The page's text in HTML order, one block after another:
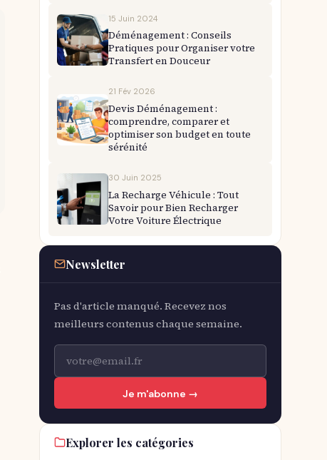
15 Juin 2024
Déménagement : Conseils
Pratiques pour Organiser votre
Transfert en Douceur
21 Fév 2026
Devis Déménagement :
comprendre, comparer et
optimiser son budget en toute
sérénité
30 Juin 2025
La Recharge Véhicule : Tout
Savoir pour Bien Recharger
Votre Voiture Électrique
Newsletter
Pas d'article manqué. Recevez nos
meilleurs contenus chaque semaine.
Je m'abonne →
Explorer les catégories